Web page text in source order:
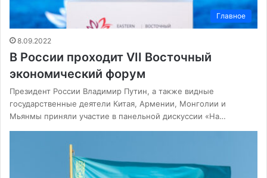
Главное
8.09.2022
В России проходит VII Восточный
экономический форум
Президент России Владимир Путин, а также видные
государственные деятели Китая, Армении, Монголии и
Мьянмы приняли участие в панельной дискуссии «На…